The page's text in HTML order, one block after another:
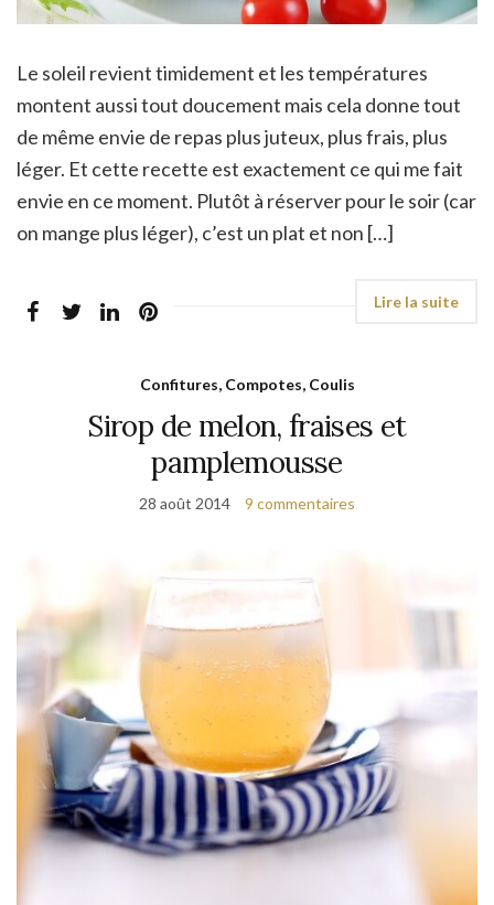
Le soleil revient timidement et les températures
montent aussi tout doucement mais cela donne tout
de même envie de repas plus juteux, plus frais, plus
léger. Et cette recette est exactement ce qui me fait
envie en ce moment. Plutôt à réserver pour le soir (car
on mange plus léger), c’est un plat et non […]
Confitures, Compotes, Coulis
Sirop de melon, fraises et
pamplemousse
28 août 2014 9 commentaires